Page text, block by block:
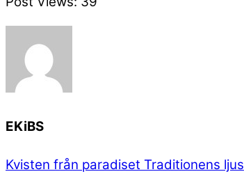
EKiBS
Kvisten från paradiset Traditionens ljus